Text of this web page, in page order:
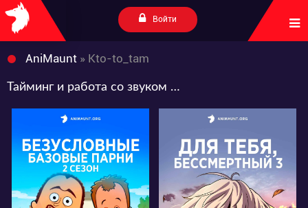
Войти
AniMaunt » Kto-to_tam
Тайминг и работа со звуком от Kto-to_tam
13926 35156